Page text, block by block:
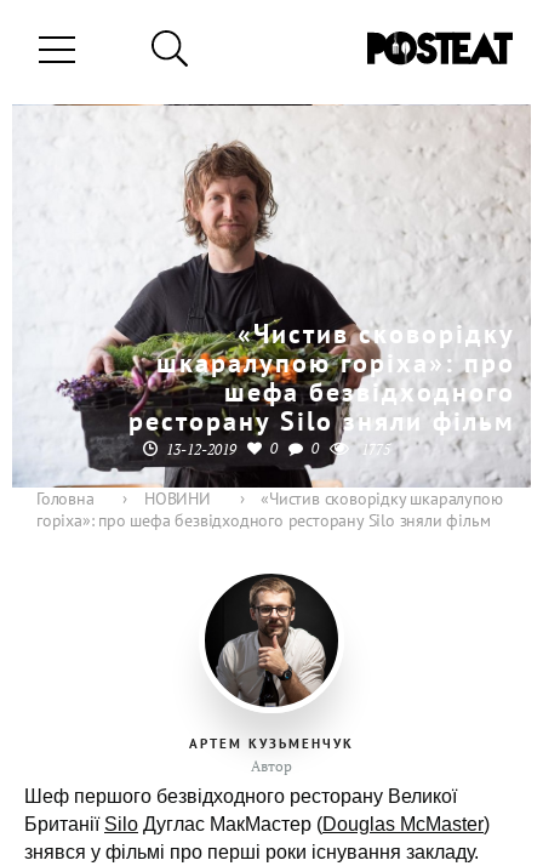
«Чистив сковорідку
шкаралупою горіха»: про
шефа безвідходного
ресторану Silo зняли фільм
13-12-2019 0 0 1775
Головна › НОВИНИ ›
«Чистив сковорідку шкаралупою
горіха»: про шефа безвідходного ресторану Silo зняли фільм
АРТЕМ КУЗЬМЕНЧУК
Автор
Шеф першого безвідходного ресторану Великої
Британії Silo Дуглас МакМастер (Douglas McMaster)
знявся у фільмі про перші роки існування закладу.